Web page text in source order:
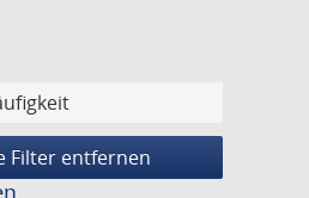
Filter entfernen